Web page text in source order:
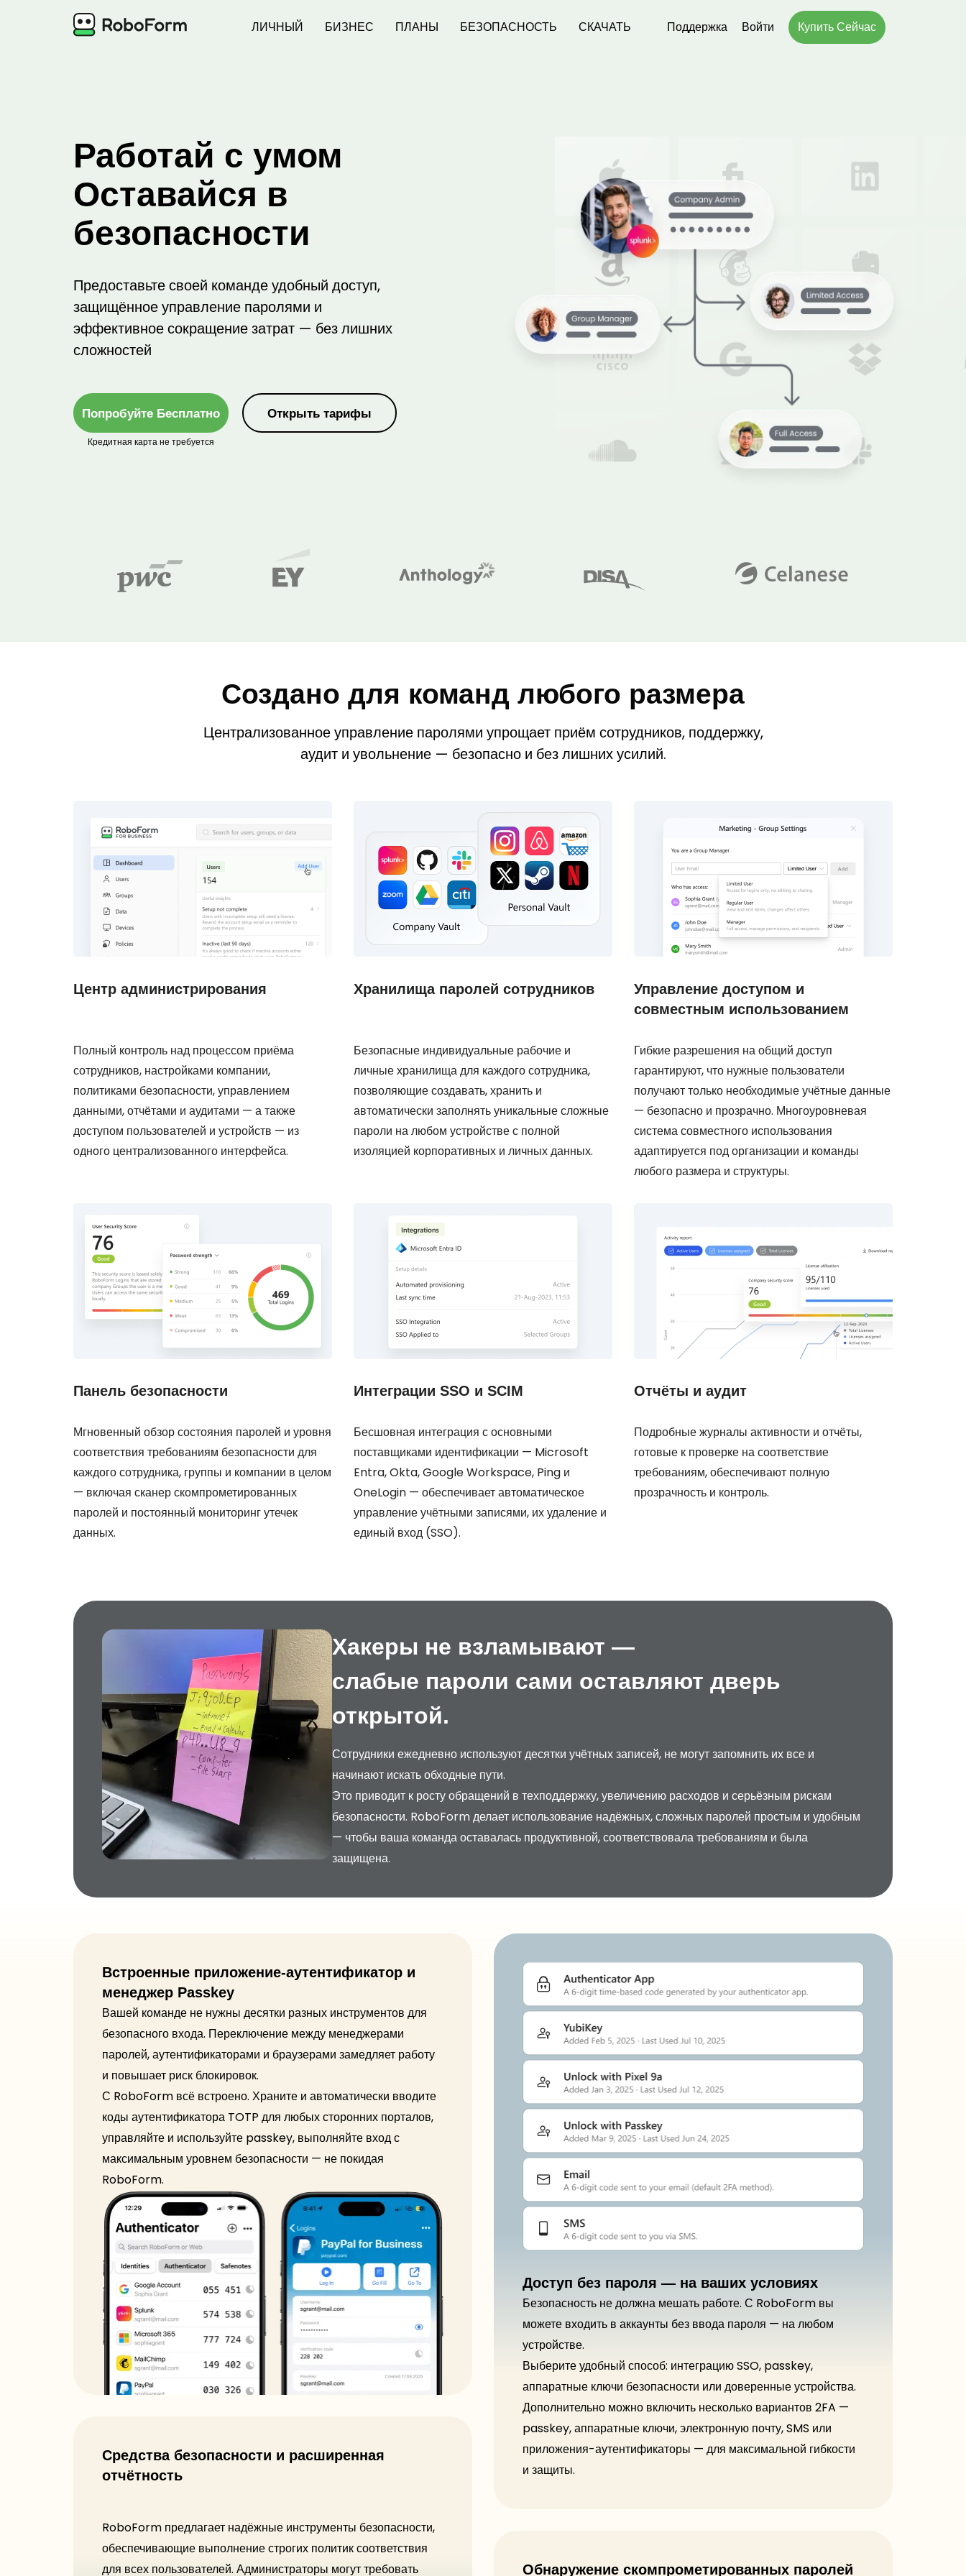
ЛИЧНЫЙ БИЗНЕС ПЛАНЫ БЕЗОПАСНОСТЬ СКАЧАТЬ Поддержка Войти Купить Сейчас
Работай с умом
Оставайся в
безопасности
Предоставьте своей команде удобный доступ,
защищённое управление паролями и
эффективное сокращение затрат — без лишних
сложностей
Попробуйте Бесплатно
Кредитная карта не требуется
Открыть тарифы
Создано для команд любого размера
Централизованное управление паролями упрощает приём сотрудников, поддержку,
аудит и увольнение — безопасно и без лишних усилий.
Центр администрирования
Полный контроль над процессом приёма
сотрудников, настройками компании,
политиками безопасности, управлением
данными, отчётами и аудитами — а также
доступом пользователей и устройств — из
одного централизованного интерфейса.
Хранилища паролей сотрудников
Безопасные индивидуальные рабочие и
личные хранилища для каждого сотрудника,
позволяющие создавать, хранить и
автоматически заполнять уникальные сложные
пароли на любом устройстве с полной
изоляцией корпоративных и личных данных.
Управление доступом и
совместным использованием
Гибкие разрешения на общий доступ
гарантируют, что нужные пользователи
получают только необходимые учётные данные
— безопасно и прозрачно. Многоуровневая
система совместного использования
адаптируется под организации и команды
любого размера и структуры.
Панель безопасности
Мгновенный обзор состояния паролей и уровня
соответствия требованиям безопасности для
каждого сотрудника, группы и компании в целом
— включая сканер скомпрометированных
паролей и постоянный мониторинг утечек
данных.
Интеграции SSO и SCIM
Бесшовная интеграция с основными
поставщиками идентификации — Microsoft
Entra, Okta, Google Workspace, Ping и
OneLogin — обеспечивает автоматическое
управление учётными записями, их удаление и
единый вход (SSO).
Отчёты и аудит
Подробные журналы активности и отчёты,
готовые к проверке на соответствие
требованиям, обеспечивают полную
прозрачность и контроль.
Хакеры не взламывают —
слабые пароли сами оставляют дверь
открытой.
Сотрудники ежедневно используют десятки учётных записей, не могут запомнить их все и
начинают искать обходные пути.
Это приводит к росту обращений в техподдержку, увеличению расходов и серьёзным рискам
безопасности. RoboForm делает использование надёжных, сложных паролей простым и удобным
— чтобы ваша команда оставалась продуктивной, соответствовала требованиям и была
защищена.
Встроенные приложение-аутентификатор и
менеджер Passkey
Вашей команде не нужны десятки разных инструментов для
безопасного входа. Переключение между менеджерами
паролей, аутентификаторами и браузерами замедляет работу
и повышает риск блокировок.
С RoboForm всё встроено. Храните и автоматически вводите
коды аутентификатора TOTP для любых сторонних порталов,
управляйте и используйте passkey, выполняйте вход с
максимальным уровнем безопасности — не покидая
RoboForm.
Средства безопасности и расширенная
отчётность
RoboForm предлагает надёжные инструменты безопасности,
обеспечивающие выполнение строгих политик соответствия
для всех пользователей. Администраторы могут требовать
Доступ без пароля — на ваших условиях
Безопасность не должна мешать работе. С RoboForm вы
можете входить в аккаунты без ввода пароля — на любом
устройстве.
Выберите удобный способ: интеграцию SSO, passkey,
аппаратные ключи безопасности или доверенные устройства.
Дополнительно можно включить несколько вариантов 2FA —
passkey, аппаратные ключи, электронную почту, SMS или
приложения-аутентификаторы — для максимальной гибкости
и защиты.
Обнаружение скомпрометированных паролей